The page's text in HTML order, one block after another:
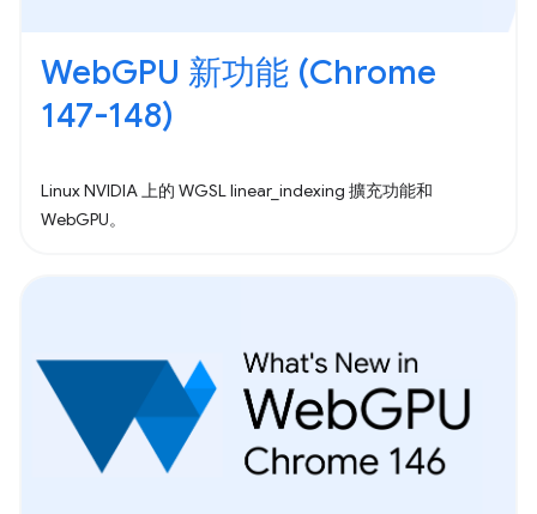
WebGPU 新功能 (Chrome
147-148)
Linux NVIDIA 上的 WGSL linear_indexing 擴充功能和
WebGPU。